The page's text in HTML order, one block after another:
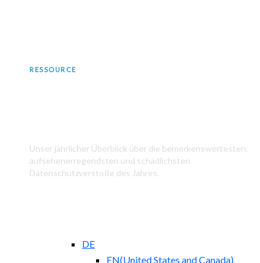
RESSOURCE
Unser jährlicher Überblick über die bemerkenswertesten,
aufsehenerregendsten und schädlichsten
Datenschutzverstöße des Jahres.
DE
EN(United States and Canada)